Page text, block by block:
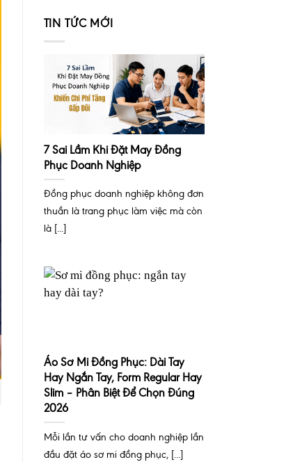
TIN TỨC MỚI
7 Sai Lầm Khi Đặt May Đồng
Phục Doanh Nghiệp
Đồng phục doanh nghiệp không đơn
thuần là trang phục làm việc mà còn
là [...]
Áo Sơ Mi Đồng Phục: Dài Tay
Hay Ngắn Tay, Form Regular Hay
Slim – Phân Biệt Để Chọn Đúng
2026
Mỗi lần tư vấn cho doanh nghiệp lần
đầu đặt áo sơ mi đồng phục, [...]